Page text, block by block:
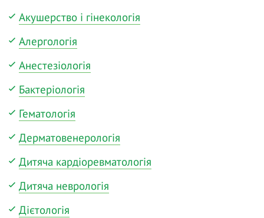
Акушерство і гінекологія
Алергологія
Анестезіологія
Бактеріологія
Гематологія
Дерматовенерологія
Дитяча кардіоревматологія
Дитяча неврологія
Дієтологія